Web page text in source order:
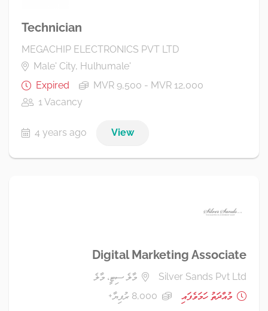
Technician
MEGACHIP ELECTRONICS PVT LTD
Male' City, Hulhumale'
Expired
MVR 9,500 - MVR 12,000
1 Vacancy
4 years ago View
Digital Marketing Associate
Silver Sands Pvt Ltd
މާލެ ސިޓީ، މާލެ
މުއްދަތު ހަމަވެފައި
8,000 ރުފިޔާ+